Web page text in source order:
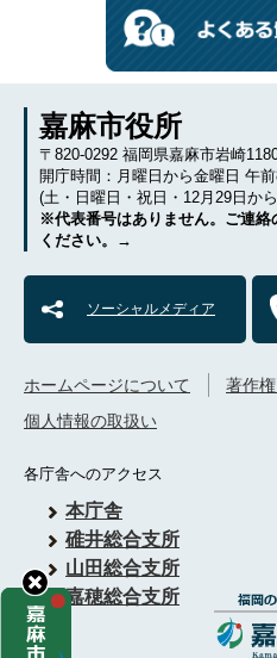
嘉麻市役所
〒820-0292 福岡県嘉麻市岩崎
開庁時間：月曜日から金曜日 午
(土・日曜日・祝日・12月29日か
※代表番号はありません。ご連絡
ください。→
ソーシャルメディア
各庁舎へのアクセス
本庁舎
碓井総合支所
山田総合支所
嘉穂総合支所
ホームページについて
著作
個人情報の取扱い